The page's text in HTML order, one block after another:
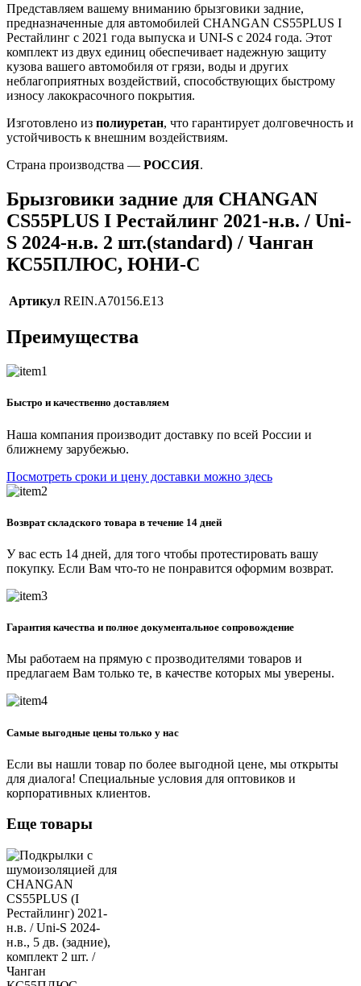
Представляем вашему вниманию брызговики задние,
предназначенные для автомобилей CHANGAN CS55PLUS I
Рестайлинг с 2021 года выпуска и UNI-S с 2024 года. Этот
комплект из двух единиц обеспечивает надежную защиту
кузова вашего автомобиля от грязи, воды и других
неблагоприятных воздействий, способствующих быстрому
износу лакокрасочного покрытия.
Изготовлено из полиуретан, что гарантирует долговечность и
устойчивость к внешним воздействиям.
Страна производства — РОССИЯ.
Брызговики задние для CHANGAN
CS55PLUS I Рестайлинг 2021-н.в. / Uni-
S 2024-н.в. 2 шт.(standard) / Чанган
КС55ПЛЮС, ЮНИ-С
Артикул REIN.A70156.E13
Преимущества
Быстро и качественно доставляем
Наша компания производит доставку по всей России и
ближнему зарубежью.
Посмотреть сроки и цену доставки можно здесь
Возврат складского товара в течение 14 дней
У вас есть 14 дней, для того чтобы протестировать вашу
покупку. Если Вам что-то не понравится оформим возврат.
Гарантия качества и полное документальное сопровождение
Мы работаем на прямую с прозводителями товаров и
предлагаем Вам только те, в качестве которых мы уверены.
Самые выгодные цены только у нас
Если вы нашли товар по более выгодной цене, мы открыты
для диалога! Специальные условия для оптовиков и
корпоративных клиентов.
Еще товары